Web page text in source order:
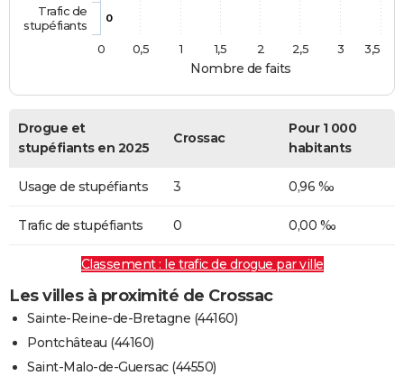
Nombre de faits
0
Trafic de
stupéfiants
0
0,5 1 1,5 2 2,5 3 3,5
Drogue et
stupéfiants en 2025
Crossac
Pour 1 000
habitants
Usage de stupéfiants 3 0,96 ‰
Trafic de stupéfiants 0 0,00 ‰
Classement : le trafic de drogue par ville
Les villes à proximité de Crossac
Sainte-Reine-de-Bretagne (44160)
Pontchâteau (44160)
Saint-Malo-de-Guersac (44550)